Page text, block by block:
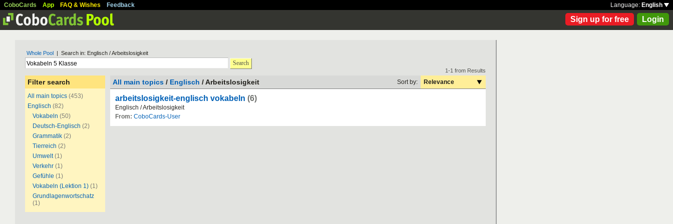
CoboCards App FAQ & Wishes Feedback Language: English
Sign up for free Login
Whole Pool | Search in: Englisch / Arbeitslosigkeit
Search
Filter search
All main topics (453)
Englisch (82)
Vokabeln (50)
Deutsch-Englisch (2)
Grammatik (2)
Tierreich (2)
Umwelt (1)
Verkehr (1)
Gefühle (1)
Vokabeln (Lektion 1) (1)
Grundlagenwortschatz
(1)
1-1 from Results
All main topics / Englisch / Arbeitslosigkeit Sort by: Relevance
arbeitslosigkeit-englisch vokabeln (6)
Englisch / Arbeitslosigkeit
From: CoboCards-User